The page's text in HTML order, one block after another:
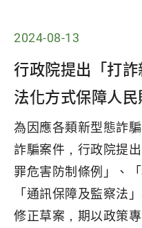
2024-08-13
行政院提出「打
法化方式保障人
為因應各類新型態詐
詐騙案件，行政院提
罪危害防制條例」、
「通訊保障及監察法
修正草案，期以政策